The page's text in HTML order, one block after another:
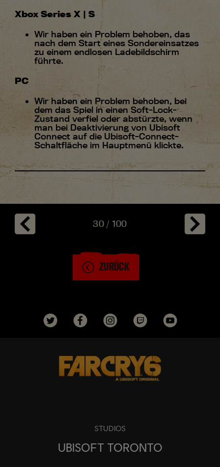
30 / 100
ZURÜCK
Xbox Series X | S
Wir haben ein Problem behoben, das
nach dem Start eines Sondereinsatzes
zu einem endlosen Ladebildschirm
führte.
PC
Wir haben ein Problem behoben, bei
dem das Spiel in einen Soft-Lock-
Zustand verfiel oder abstürzte, wenn
man bei Deaktivierung von Ubisoft
Connect auf die Ubisoft-Connect-
Schaltfläche im Hauptmenü klickte.
STUDIOS
UBISOFT TORONTO